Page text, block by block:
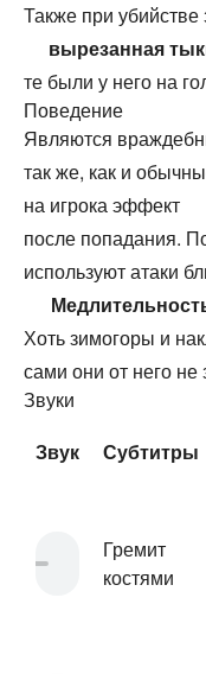
Также при
вырезанная
те были у него на
Поведение
Являются
так же, как и
на игрока эффект
после попадания.
используют атаки
Хоть зимогоры и
сами они от него
Звуки
Звук
Субтитры
Гремит
костями